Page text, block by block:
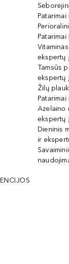
ekspertų
Tamsūs
ekspertų
Žilų
Azelaino
ekspertų
Dieninis
ir